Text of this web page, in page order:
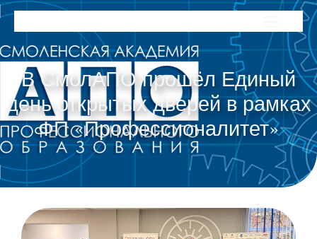
В СмолАПО прошёл Единый
день открытых дверей в рамках
ФП «Профессионалитет»